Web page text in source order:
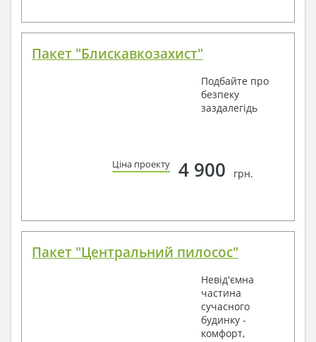
Пакет "Блискавкозахист"
Подбайте про
безпеку
заздалегідь
Ціна проекту 4 900 грн.
Пакет "Центральний пилосос"
Невід'ємна
частина
сучасного
будинку -
комфорт,